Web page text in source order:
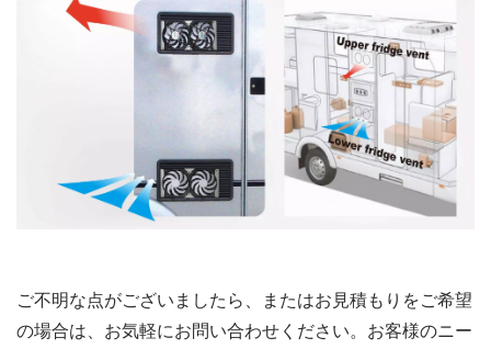
ご不明な点がございましたら、またはお見積もりをご希望
の場合は、お気軽にお問い合わせください。お客様のニー